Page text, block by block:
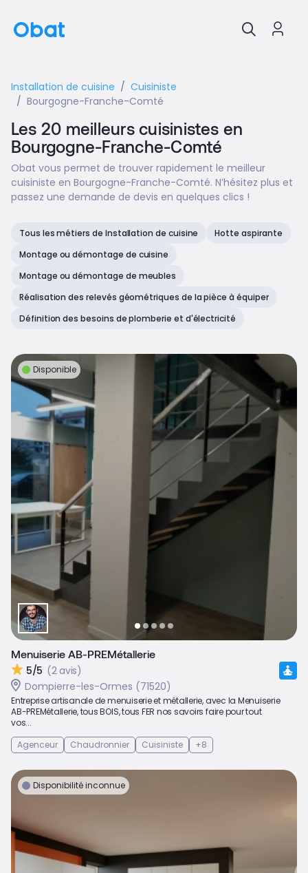
Installation de cuisine
Cuisiniste
Bourgogne-Franche-Comté
Les 20 meilleurs cuisinistes en
Bourgogne-Franche-Comté
Obat vous permet de trouver rapidement le meilleur
cuisiniste en Bourgogne-Franche-Comté. N’hésitez plus et
passez une demande de devis en quelques clics !
Tous les métiers de Installation de cuisine
Hotte aspirante
Montage ou démontage de cuisine
Montage ou démontage de meubles
Réalisation des relevés géométriques de la pièce à équiper
Définition des besoins de plomberie et d'électricité
Disponible
Menuiserie AB-PREMétallerie
5/5 (2 avis)
Dompierre-les-Ormes (71520)
Entreprise artisanale de menuiserie et métallerie, avec la Menuiserie
AB-PREMétallerie, tous BOIS, tous FER nos savoirs faire pour tout
vos...
Agenceur
Chaudronnier Cuisiniste +8
Disponibilité inconnue